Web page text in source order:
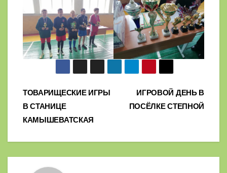
Навигация
по
записям
ИГРОВОЙ ДЕНЬ В
ПОСЁЛКЕ СТЕПНОЙ
ТОВАРИЩЕСКИЕ ИГРЫ
В СТАНИЦЕ
КАМЫШЕВАТСКАЯ